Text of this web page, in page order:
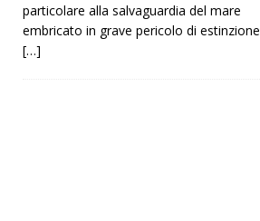
OFFERTE
particolare alla salvaguardia del mare
embricato in grave pericolo di estinzione
[…]